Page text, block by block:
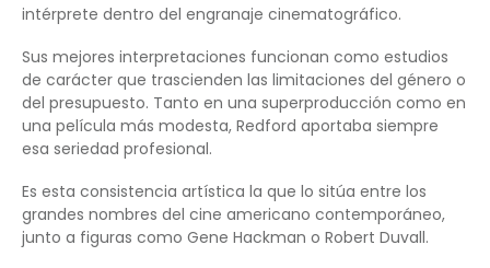
intérprete dentro del engranaje cinematográfico.
Sus mejores interpretaciones funcionan como estudios
de carácter que trascienden las limitaciones del género o
del presupuesto. Tanto en una superproducción como en
una película más modesta, Redford aportaba siempre
esa seriedad profesional.
Es esta consistencia artística la que lo sitúa entre los
grandes nombres del cine americano contemporáneo,
junto a figuras como Gene Hackman o Robert Duvall.